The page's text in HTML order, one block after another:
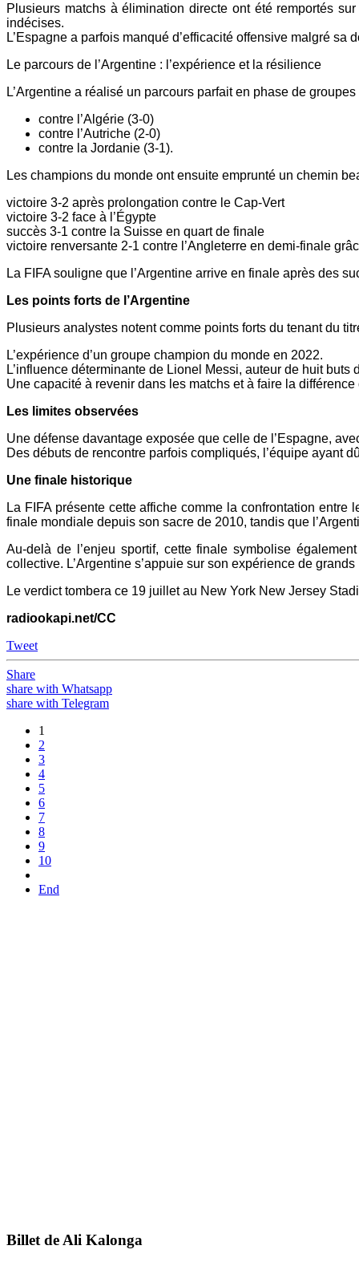
Plusieurs matchs à élimination directe ont été remportés
indécises.
L’Espagne a parfois manqué d’efficacité offensive malgré sa
Le parcours de l’Argentine : l’expérience et la résilience
L’Argentine a réalisé un parcours parfait en phase de
contre l’Algérie (3-0)
contre l’Autriche (2-0)
contre la Jordanie (3-1).
Les champions du monde ont ensuite emprunté un chemin
victoire 3-2 après prolongation contre le Cap-Vert
victoire 3-2 face à l’Égypte
succès 3-1 contre la Suisse en quart de finale
victoire renversante 2-1 contre l’Angleterre en demi-finale
La FIFA souligne que l’Argentine arrive en finale après des
Les points forts de l’Argentine
Plusieurs analystes notent comme points forts du tenant du
L’expérience d’un groupe champion du monde en 2022.
L’influence déterminante de Lionel Messi, auteur de huit
Une capacité à revenir dans les matchs et à faire la
Les limites observées
Une défense davantage exposée que celle de l’Espagne,
Des débuts de rencontre parfois compliqués, l’équipe ayant
Une finale historique
La FIFA présente cette affiche comme la confrontation entre
finale mondiale depuis son sacre de 2010, tandis que
Au-delà de l’enjeu sportif, cette finale symbolise
collective. L’Argentine s’appuie sur son expérience de
Le verdict tombera ce 19 juillet au New York New Jersey
radiookapi.net/CC
Tweet
Share
share with Whatsapp
share with Telegram
1
2
3
4
5
6
7
8
9
10
End
Billet de Ali Kalonga